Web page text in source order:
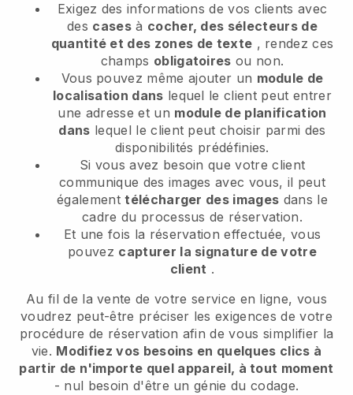
Exigez des informations de vos clients avec
des casesà cocher, des sélecteurs de
quantité et des zones de texte , rendez ces
champs obligatoires ou non.
Vous pouvez même ajouter un module de
localisation dans lequel le client peut entrer
une adresse et un module de planification
dans lequel le client peut choisir parmi des
disponibilités prédéfinies.
Si vous avez besoin que votre client
communique des images avec vous, il peut
égalementtélécharger des images dans le
cadre du processus de réservation.
Et une fois la réservation effectuée, vous
pouvez capturer la signature de votre
client .
Au fil de la vente de votre service en ligne, vous
voudrez peut-être préciser les exigences de votre
procédure de réservation afin de vous simplifier la
vie. Modifiez vos besoins en quelques clics à
partir de n'importe quel appareil, à tout moment
- nul besoin d'être un génie du codage.